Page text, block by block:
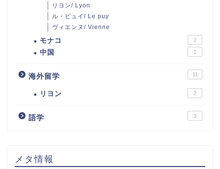
リヨン/ Lyon
ル・ピュイ/ Le puy
ヴィエンヌ/ Vienne
モナコ 2
中国 1
海外留学 11
リヨン 2
語学 3
メタ情報